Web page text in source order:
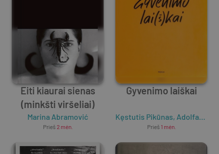
Eiti kiaurai sienas
(minkšti viršeliai)
Marina Abramović
Prieš 2 mėn.
Gyvenimo laiškai
Kęstutis Pikūnas, Adolfas Mekas
Prieš 1 mėn.